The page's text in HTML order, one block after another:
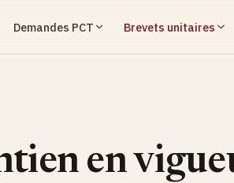
Demandes PCT Brevets unitaires
en